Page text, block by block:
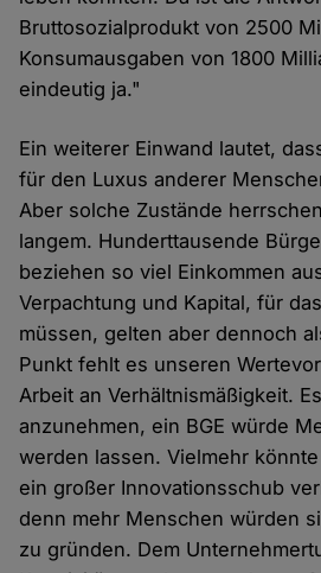
Bruttosozialprodukt von 2500
Konsumausgaben von 1800
eindeutig ja."
Ein weiterer Einwand lautet,
für den Luxus anderer
Aber solche Zustände
langem. Hunderttausende
beziehen so viel Einkommen
Verpachtung und Kapital, für
müssen, gelten aber dennoch
Punkt fehlt es unseren
Arbeit an Verhältnismäßigkeit.
anzunehmen, ein BGE würde
werden lassen. Vielmehr
ein großer Innovationsschub
denn mehr Menschen würden
zu gründen. Dem